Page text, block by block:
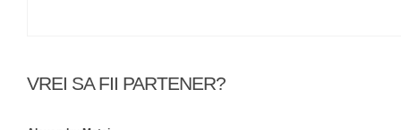
VREI SA FII PARTENER?